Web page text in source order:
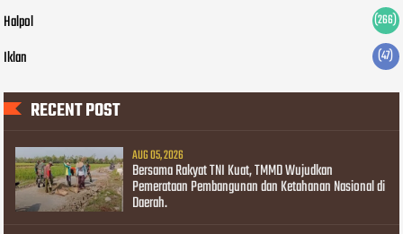
Halpol (266)
Iklan (47)
RECENT POST
AUG 05, 2026
Bersama Rakyat TNI Kuat, TMMD Wujudkan
Pemerataan Pembangunan dan Ketahanan Nasional di
Daerah.